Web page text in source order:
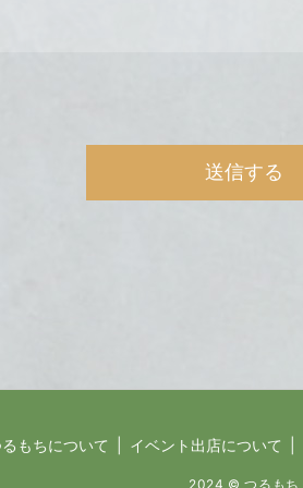
もちについて イベント出店について
2024 © つるもち